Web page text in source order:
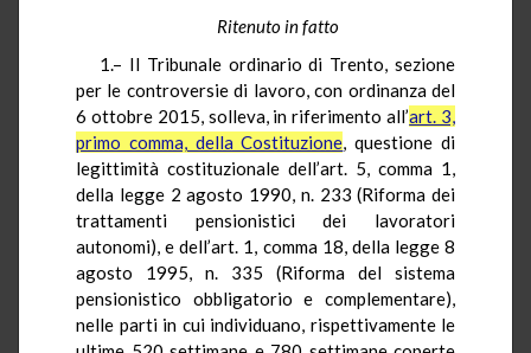
Ritenuto in fatto
1.– Il Tribunale ordinario di Trento, sezione
per le controversie di lavoro, con ordinanza del
6 ottobre 2015, solleva, in riferimento all’art. 3,
primo comma, della Costituzione, questione di
legittimità costituzionale dell’art. 5, comma 1,
della legge 2 agosto 1990, n. 233 (Riforma dei
trattamenti pensionistici dei lavoratori
autonomi), e dell’art. 1, comma 18, della legge 8
agosto 1995, n. 335 (Riforma del sistema
pensionistico obbligatorio e complementare),
nelle parti in cui individuano, rispettivamente le